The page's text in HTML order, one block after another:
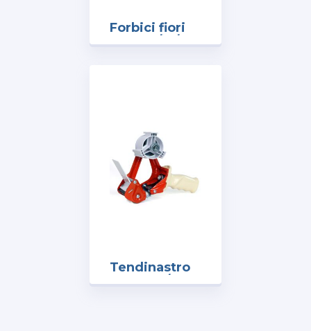
Forbici fiori
art.326/A /
Tendinastro
art. T.30/R